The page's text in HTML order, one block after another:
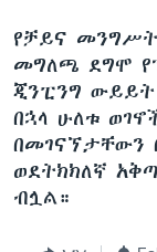
የቻይና
መግለጫ ደግሞ
ጂንፒንግ ውይይት
በኋላ ሁለቱ
በመገናኘታቸውን
ወደትክክለኛ
ብሏል።